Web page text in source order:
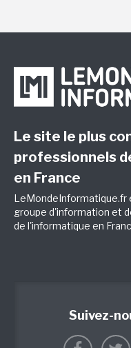
Le site le plus
professionnels
en France
LeMondeInformatique.fr
groupe d'information et
de l'informatique en
Suivez-